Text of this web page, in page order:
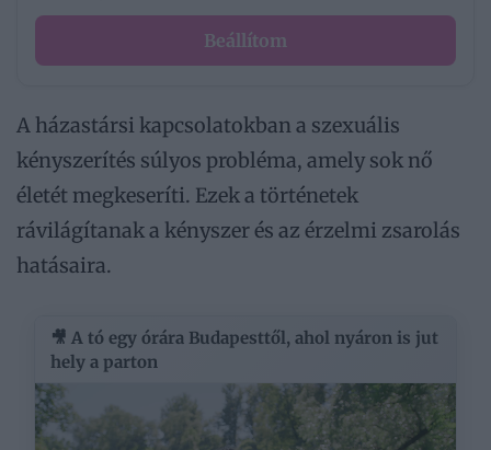
Beállítom
A házastársi kapcsolatokban a szexuális
kényszerítés súlyos probléma, amely sok nő
életét megkeseríti. Ezek a történetek
rávilágítanak a kényszer és az érzelmi zsarolás
hatásaira.
🎥 A tó egy órára Budapesttől, ahol nyáron is jut
hely a parton